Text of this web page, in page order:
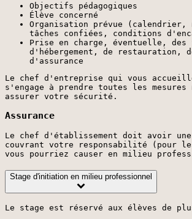
Objectifs pédagogiques
Élève concerné
Organisation prévue (calendrier,
tâches confiées, conditions
Prise en charge, éventuelle,
d'hébergement, de restauration,
d'assurance
Le chef d'entreprise qui vous
s'engage à prendre toutes les mesures
assurer votre sécurité.
Assurance
Le chef d'établissement doit avoir une
couvrant votre responsabilité (pour les
vous pourriez causer en milieu
Stage d'initiation en milieu professionnel
Le stage est réservé aux élèves de